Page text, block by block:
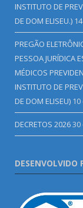
INSTITUTO DE
DE DOM ELISEU.)
PREGÃO
PESSOA JURÍDICA
MÉDICOS
INSTITUTO DE
DE DOM ELISEU)
DECRETOS 202630
DESENVOLVIDO